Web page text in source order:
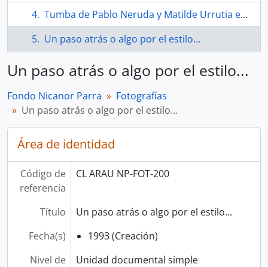
Tumba de Pablo Neruda y Matilde Urrutia en Isla Negra
Un paso atrás o algo por el estilo...
Un paso atrás o algo por el estilo...
Fondo Nicanor Parra
Fotografías
Un paso atrás o algo por el estilo...
Área de identidad
Código de
referencia
CL ARAU NP-FOT-200
Título
Un paso atrás o algo por el estilo...
Fecha(s)
1993 (Creación)
Nivel de
Unidad documental simple